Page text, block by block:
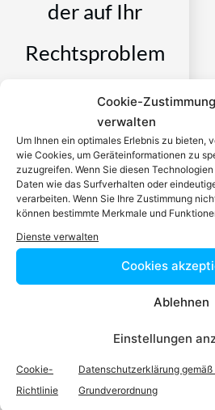
Cookie-Zustimmung
verwalten
Um Ihnen ein optimales Erlebnis zu bieten,
wie Cookies, um Geräteinformationen zu
zuzugreifen. Wenn Sie diesen
Daten wie das Surfverhalten oder
verarbeiten. Wenn Sie Ihre Zustimmung
können bestimmte Merkmale und
Dienste verwalten
Cookies
Ablehnen
Einstellungen
Cookie-
Richtlinie
Datenschutzerklärung
Grundverordnung
der auf Ihr
Rechtsproblem
spezialisiert ist
Ein zugelassener Anwalt /
eine zugelassen Anwältin ist
dafür da, über Rechtsfragen
zu beraten und Klienten vor
Gericht zu vertreten. Es ist
seine Aufgabe,
Dienstleistungen im Bereich
der Rechtsberatung zu
erbringen und Klienten vor
diesem Wissen kennt er alle
Systems und ist mit allen